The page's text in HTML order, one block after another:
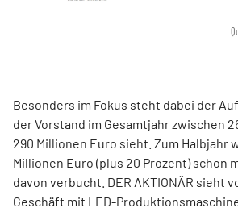
Besonders im Fokus steht dabei der
der Vorstand im Gesamtjahr zwischen
290 Millionen Euro sieht. Zum Halbjahr
Millionen Euro (plus 20 Prozent) schon
davon verbucht. DER AKTIONÄR sieht
Geschäft mit LED-